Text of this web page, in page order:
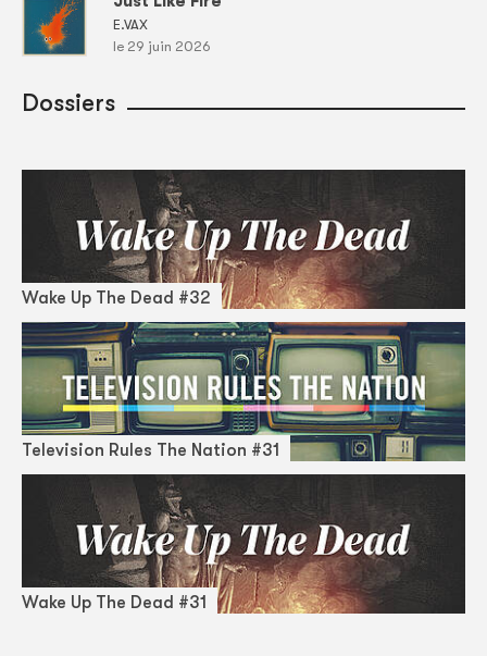
E.VAX
le 29 juin 2026
Dossiers
Wake Up The Dead #32
Television Rules The Nation #31
Wake Up The Dead #31